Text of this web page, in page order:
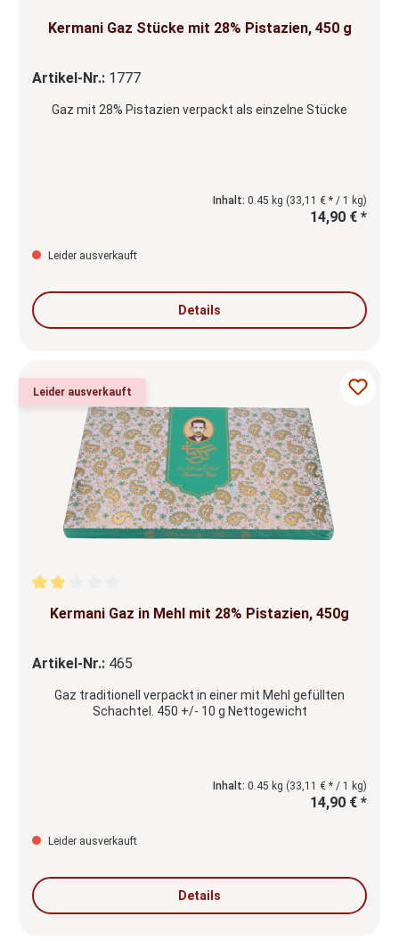
Kermani Gaz Stücke mit 28% Pistazien, 450 g
Artikel-Nr.: 1777
Gaz mit 28% Pistazien verpackt als einzelne Stücke
Inhalt: 0.45 kg (33,11 € * / 1 kg)
14,90 € *
Leider ausverkauft
Details
Leider ausverkauft
Durchschnittliche Bewertung von 2 von 5 Sternen
Kermani Gaz in Mehl mit 28% Pistazien, 450g
Artikel-Nr.: 465
Gaz traditionell verpackt in einer mit Mehl gefüllten
Schachtel. 450 +/- 10 g Nettogewicht
Inhalt: 0.45 kg (33,11 € * / 1 kg)
14,90 € *
Leider ausverkauft
Details